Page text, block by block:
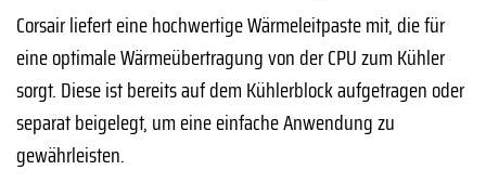
Corsair liefert eine hochwertige Wärmeleitpaste mit, die für
eine optimale Wärmeübertragung von der CPU zum Kühler
sorgt. Diese ist bereits auf dem Kühlerblock aufgetragen oder
separat beigelegt, um eine einfache Anwendung zu
gewährleisten.